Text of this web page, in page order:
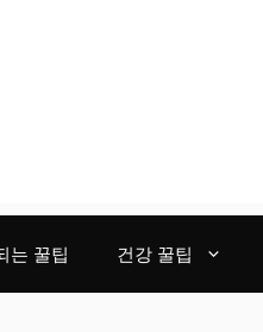
는 꿀팁 건강 꿀팁